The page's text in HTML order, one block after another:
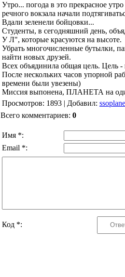
Утро... погода в это прекрасное
речного вокзала начали
Вдали зеленели бойцовки...
Студенты, в сегодняшний день,
У Л", которые красуются на высоте.
Убрать многочисленные бутылки,
найти новых друзей.
Всех объядинила общая цель. Цель -
После нескольких часов упорной
времени были увезены)
Миссия выпонена, ПЛАНЕТА на
Просмотров: 1893 | Добавил:
Всего комментариев: 0
Имя *:
Email *:
Код *: